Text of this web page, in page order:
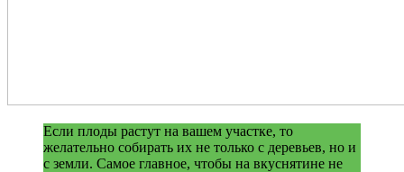
Если плоды растут на вашем участке, то
желательно собирать их не только с деревьев, но и
с земли. Самое главное, чтобы на вкуснятине не